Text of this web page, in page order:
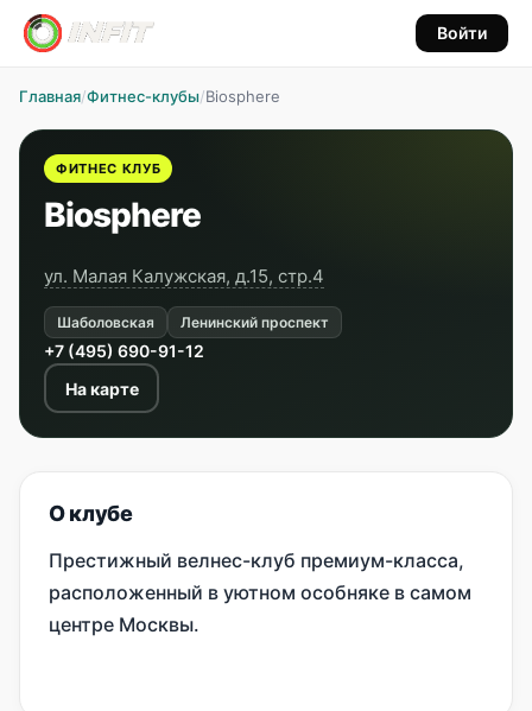
Войти
Главная/Фитнес-клубы/Biosphere
ФИТНЕС КЛУБ
Biosphere
ул. Малая Калужская, д.15, стр.4
Шаболовская Ленинский проспект
+7 (495) 690-91-12
На карте
О клубе
Престижный велнес-клуб премиум-класса,
расположенный в уютном особняке в самом
центре Москвы.